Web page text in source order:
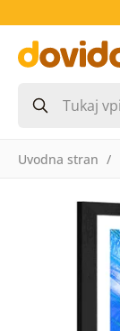
Uvodna stran